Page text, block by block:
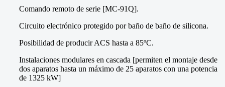
Comando remoto de serie [MC-91Q].
Circuito electrónico protegido por baño de baño de silicona.
Posibilidad de producir ACS hasta a 85ºC.
Instalaciones modulares en cascada [permiten el montaje desde
dos aparatos hasta un máximo de 25 aparatos con una potencia
de 1325 kW]